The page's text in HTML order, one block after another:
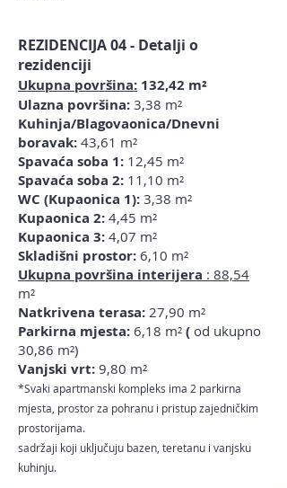
REZIDENCIJA 04 - Detalji o
rezidenciji
Ukupna površina: 132,42 m²
Ulazna površina: 3,38 m²
Kuhinja/Blagovaonica/Dnevni
boravak: 43,61 m²
Spavaća soba 1: 12,45 m²
Spavaća soba 2: 11,10 m²
WC (Kupaonica 1): 3,38 m²
Kupaonica 2: 4,45 m²
Kupaonica 3: 4,07 m²
Skladišni prostor: 6,10 m²
Ukupna površina interijera : 88,54
m²
Natkrivena terasa: 27,90 m²
Parkirna mjesta: 6,18 m² ( od ukupno
30,86 m²)
Vanjski vrt: 9,80 m²
*Svaki apartmanski kompleks ima 2 parkirna
mjesta, prostor za pohranu i pristup zajedničkim
prostorijama.
sadržaji koji uključuju bazen, teretanu i vanjsku
kuhinju.